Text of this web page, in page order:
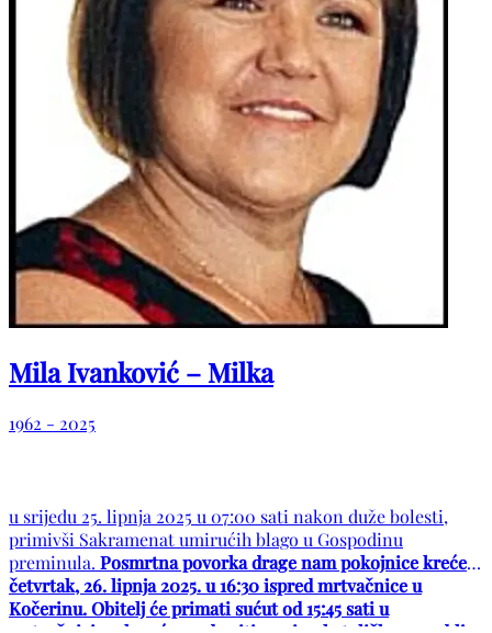
Mila Ivanković – Milka
1962 - 2025
u srijedu 25. lipnja 2025 u 07:00 sati nakon duže bolesti,
primivši Sakramenat umirućih blago u Gospodinu
preminula. Posmrtna povorka drage nam pokojnice kreće u
četvrtak, 26. lipnja 2025. u 16:30 ispred mrtvačnice u
Kočerinu. Obitelj će primati sućut od 15:45 sati u